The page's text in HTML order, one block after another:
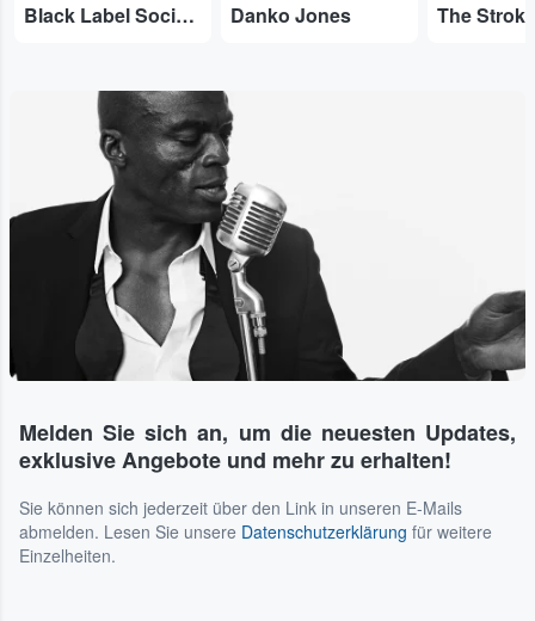
Black Label Society Danko Jones The
Melden Sie sich an, um die neuesten Updates,
exklusive Angebote und mehr zu erhalten!
Sie können sich jederzeit über den Link in unseren E-Mails
abmelden. Lesen Sie unsere Datenschutzerklärung für weitere
Einzelheiten.